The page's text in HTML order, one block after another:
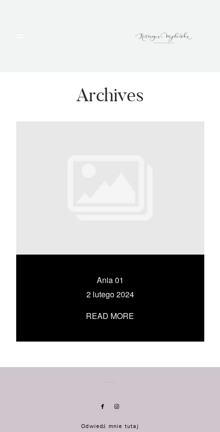
Archives
Ania 01
2 lutego 2024
READ MORE
PORTFOLIO
UMÓW SIĘ ZE MNĄ →
Odwiedź mnie tutaj